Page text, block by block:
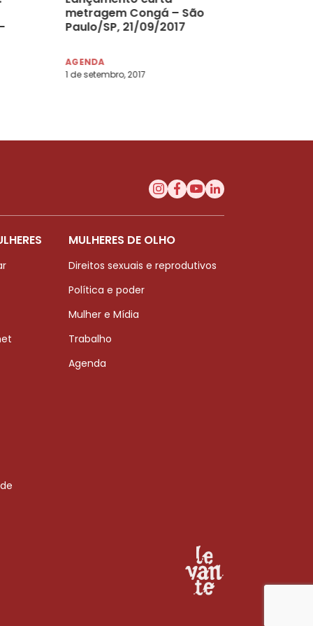
metragem Congá – São
Paulo/SP, 21/09/2017
AGENDA
1 de setembro, 2017
MULHERES DE OLHO
Direitos sexuais e reprodutivos
Política e poder
Mulher e Mídia
Trabalho
Agenda